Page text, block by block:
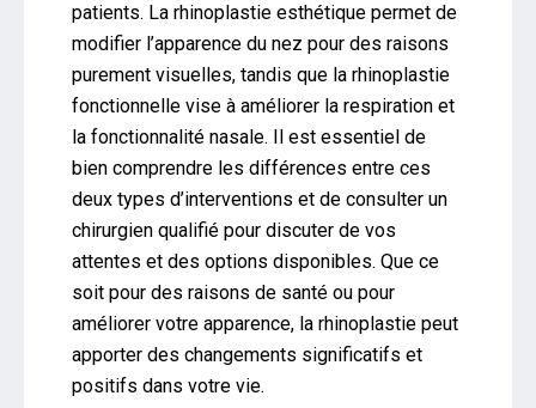
patients. La rhinoplastie esthétique permet de
modifier l’apparence du nez pour des raisons
purement visuelles, tandis que la rhinoplastie
fonctionnelle vise à améliorer la respiration et
la fonctionnalité nasale. Il est essentiel de
bien comprendre les différences entre ces
deux types d’interventions et de consulter un
chirurgien qualifié pour discuter de vos
attentes et des options disponibles. Que ce
soit pour des raisons de santé ou pour
améliorer votre apparence, la rhinoplastie peut
apporter des changements significatifs et
positifs dans votre vie.